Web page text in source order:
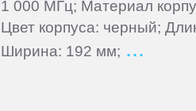
1 000 МГц; Материал
Цвет корпуса: черный;
Ширина: 192 мм;